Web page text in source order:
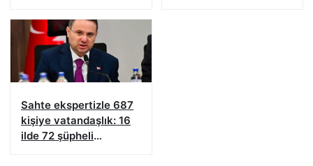
Sahte ekspertizle 687
kişiye vatandaşlık: 16
ilde 72 şüpheli